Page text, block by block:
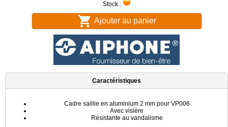
Stock :
Ajouter au panier
Caractéristiques
Cadre saillie en aluminium 2 mm pour VP006
Avec visière
Résistante au vandalisme